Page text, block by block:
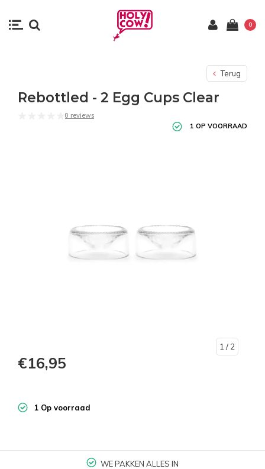
0
Terug
Rebottled - 2 Egg Cups Clear
0 reviews
1 OP VOORRAAD
1 / 2
€16,95
1 Op voorraad
WE PAKKEN ALLES IN